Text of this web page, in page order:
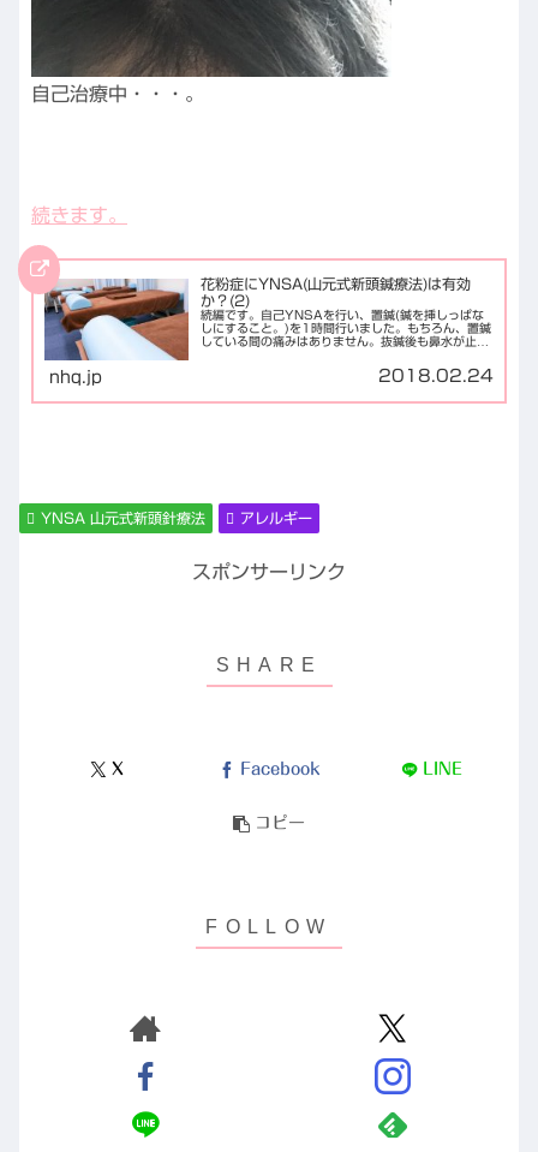
自己治療中・・・。
続きます。
花粉症にYNSA(山元式新頭鍼療法)は有効
か？(2)
続編です。自己YNSAを行い、置鍼(鍼を挿しっぱな
しにすること。)を1時間行いました。もちろん、置鍼
している間の痛みはありません。抜鍼後も鼻水が止ま
翌日になると症状がぶり返してしまいました。Y...
nhq.jp 2018.02.24
YNSA 山元式新頭針療法 アレルギー
スポンサーリンク
X Facebook LINE
コピー